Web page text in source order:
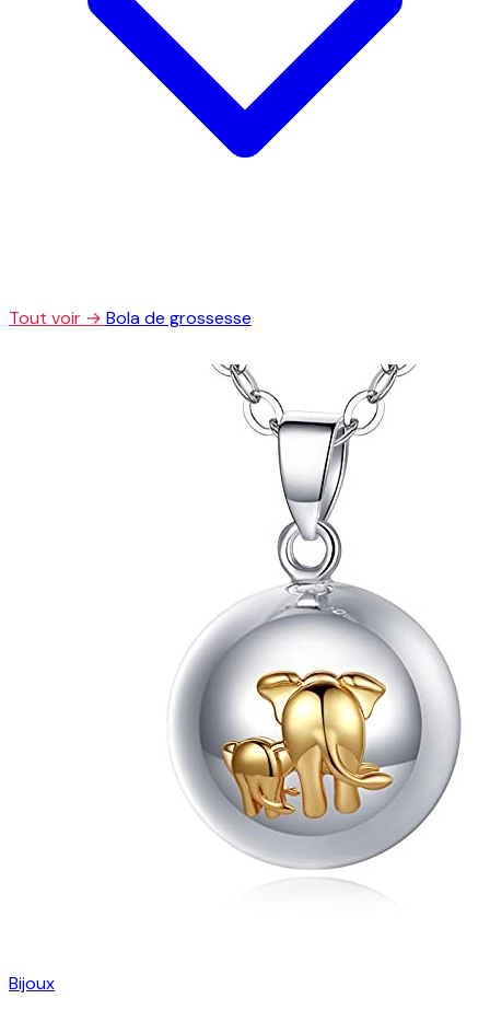
Tout voir → Bola de grossesse
Bijoux